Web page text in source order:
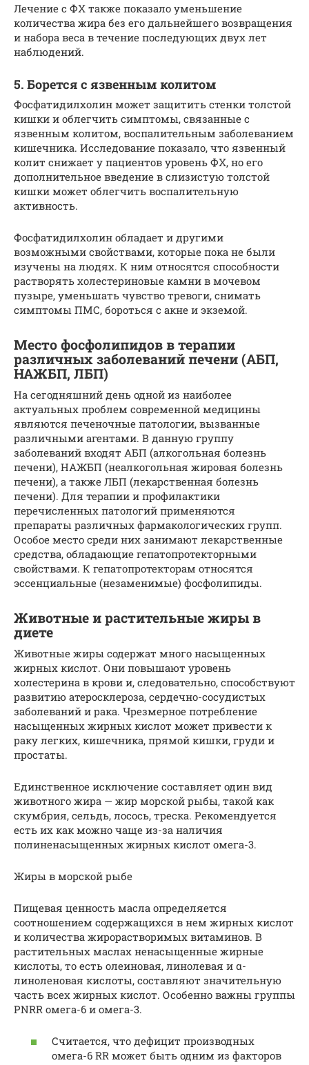
Лечение с ФХ также показало уменьшение
количества жира без его дальнейшего возвращения
и набора веса в течение последующих двух лет
наблюдений.
5. Борется с язвенным колитом
Фосфатидилхолин может защитить стенки толстой
кишки и облегчить симптомы, связанные с
язвенным колитом, воспалительным заболеванием
кишечника. Исследование показало, что язвенный
колит снижает у пациентов уровень ФХ, но его
дополнительное введение в слизистую толстой
кишки может облегчить воспалительную
активность.
Фосфатидилхолин обладает и другими
возможными свойствами, которые пока не были
изучены на людях. К ним относятся способности
растворять холестериновые камни в мочевом
пузыре, уменьшать чувство тревоги, снимать
симптомы ПМС, бороться с акне и экземой.
Место фосфолипидов в терапии
различных заболеваний печени (АБП,
НАЖБП, ЛБП)
На сегодняшний день одной из наиболее
актуальных проблем современной медицины
являются печеночные патологии, вызванные
различными агентами. В данную группу
заболеваний входят АБП (алкогольная болезнь
печени), НАЖБП (неалкогольная жировая болезнь
печени), а также ЛБП (лекарственная болезнь
печени). Для терапии и профилактики
перечисленных патологий применяются
препараты различных фармакологических групп.
Особое место среди них занимают лекарственные
средства, обладающие гепатопротекторными
свойствами. К гепатопротекторам относятся
эссенциальные (незаменимые) фосфолипиды.
Животные и растительные жиры в
диете
Животные жиры содержат много насыщенных
жирных кислот. Они повышают уровень
холестерина в крови и, следовательно, способствуют
развитию атеросклероза, сердечно-сосудистых
заболеваний и рака. Чрезмерное потребление
насыщенных жирных кислот может привести к
раку легких, кишечника, прямой кишки, груди и
простаты.
Единственное исключение составляет один вид
животного жира — жир морской рыбы, такой как
скумбрия, сельдь, лосось, треска. Рекомендуется
есть их как можно чаще из-за наличия
полиненасыщенных жирных кислот омега-3.
Жиры в морской рыбе
Пищевая ценность масла определяется
соотношением содержащихся в нем жирных кислот
и количества жирорастворимых витаминов. В
растительных маслах ненасыщенные жирные
кислоты, то есть олеиновая, линолевая и α-
линоленовая кислоты, составляют значительную
часть всех жирных кислот. Особенно важны группы
PNRR омега-6 и омега-3.
Считается, что дефицит производных
омега-6 RR может быть одним из факторов